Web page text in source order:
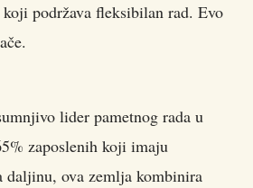
podržava fleksibilan rad. Evo
lider pametnog rada u
zaposlenih koji imaju
daljinu, ova zemlja kombinira